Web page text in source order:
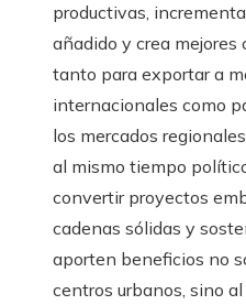
productivas,
añadido y crea mejores
tanto para exportar a
internacionales como
los mercados
al mismo tiempo
convertir proyectos
cadenas sólidas y
aporten beneficios no
centros urbanos, sino